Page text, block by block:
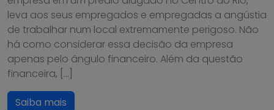
leva aos seus empregados e empregadas a angústia
de trabalhar num local extremamente perigoso. Não
há como considerar essa decisão da empresa
apenas pelo ângulo financeiro. Além da questão
financeira, […]
Saiba mais